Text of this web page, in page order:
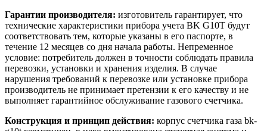
Гарантии производителя: изготовитель гарантирует, что
технические характеристики прибора учета BK G10T будут
соответствовать тем, которые указаны в его паспорте, в
течение 12 месяцев со дня начала работы. Непременное
условие: потребитель должен в точности соблюдать правила
перевозки, установки и хранения изделия. В случае
нарушения требований к перевозке или установке прибора
производитель не принимает претензии к его качеству и не
выполняет гарантийное обслуживание газового счетчика.
Конструкция и принцип действия: корпус счетчика газа bk-